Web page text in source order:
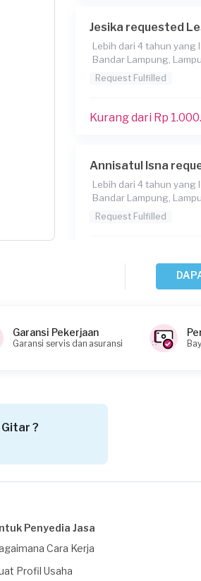
Jesika requested
Lebih dari 4 tahun yang
Bandar Lampung,
Request Fulfilled
Kurang dari Rp
Annisatul Isna
Lebih dari 4 tahun yang
Bandar Lampung,
Request Fulfilled
Sekitar 5 tahun yang lalu
Lampung Utara,
Kurang dari Rp
Kurang dari Rp
Garansi Pekerjaan
Garansi servis dan asuransi
?
Penyedia Jasa
Cara Kerja
Profil Usaha